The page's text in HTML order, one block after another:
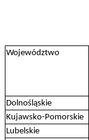
Województwo
Dolnośląskie
Kujawsko-Pomorskie
Lubelskie